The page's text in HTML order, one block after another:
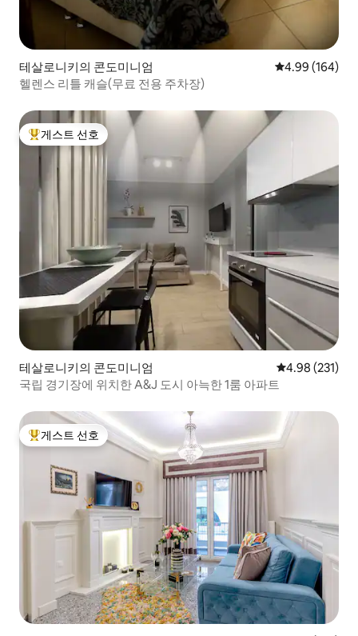
테살로니키의 콘도미니엄 평점 4.99점(5
4.99 (164)
헬렌스 리틀 캐슬(무료 전용 주차장)
상위 게스트 선호
게스트 선호
테살로니키의 콘도미니엄 평점 4.98점(5
4.98 (231)
국립 경기장에 위치한 A&J 도시 아늑한 1룸 아파트
상위 게스트 선호
게스트 선호